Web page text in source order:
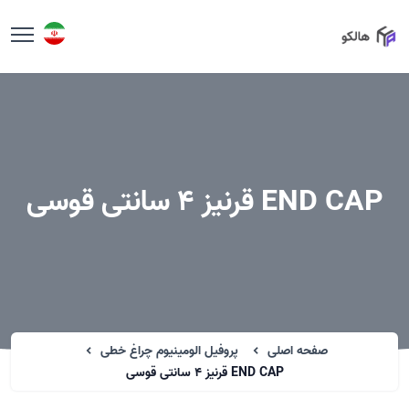
END CAP قرنیز 4 سانتی قوسی
صفحه اصلی
پروفیل الومینیوم چراغ خطی
END CAP قرنیز 4 سانتی قوسی